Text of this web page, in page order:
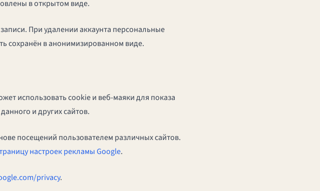
в открытом виде.
При удалении аккаунта персональные
сохранён в анонимизированном виде.
использовать cookie и веб-маяки для показа
и других сайтов.
посещений пользователем различных сайтов.
настроек рекламы Google.
privacy.